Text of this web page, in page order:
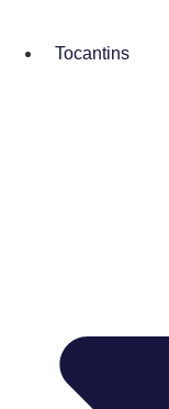
Tocantins